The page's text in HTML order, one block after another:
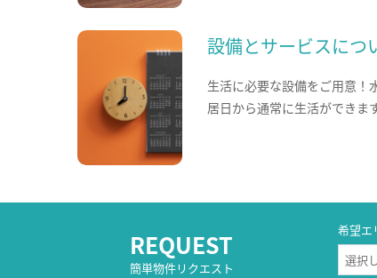
設備とサービスにつ
生活に必要な設備をご用意！
居日から通常に生活ができます
REQUEST
簡単物件リクエスト
希望エ